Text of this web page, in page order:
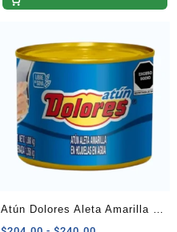
$34.00
hasta
Atún Dolores Aleta Amarilla en
Agua – 1.880 Kg